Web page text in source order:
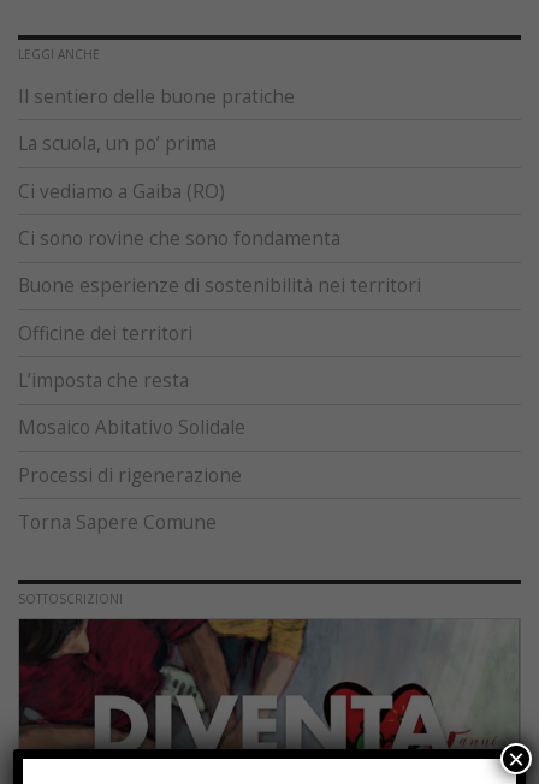
LEGGI ANCHE
Il sentiero delle buone pratiche
La scuola, un po’ prima
Ci vediamo a Gaiba (RO)
Ci sono rovine che sono fondamenta
Buone esperienze di sostenibilità nei territori
Officine dei territori
L’imposta che resta
Mosaico Abitativo Solidale
Processi di rigenerazione
Torna Sapere Comune
SOTTOSCRIZIONI
×